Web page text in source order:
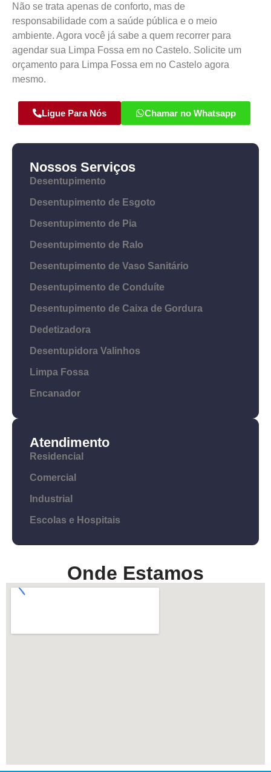
Não se trata apenas de conforto, mas de
responsabilidade com a saúde pública e o meio
ambiente. Agora você já sabe a quem recorrer para
agendar sua Limpa Fossa em no Castelo. Solicite um
orçamento para Limpa Fossa em no Castelo agora
mesmo.
Ligue Para Nós Chamar no Whatsapp
Nossos Serviços
Desentupimento
Desentupimento de Esgoto
Desentupimento de Pia
Desentupimento de Ralo
Desentupimento de Vaso Sanitário
Desentupimento de Conduíte
Desentupimento de Caixa de Gordura
Dedetizadora
Desentupidora Valinhos
Limpa Fossa
Encanador
Atendimento
Residencial
Comercial
Industrial
Escolas e Hospitais
Onde Estamos